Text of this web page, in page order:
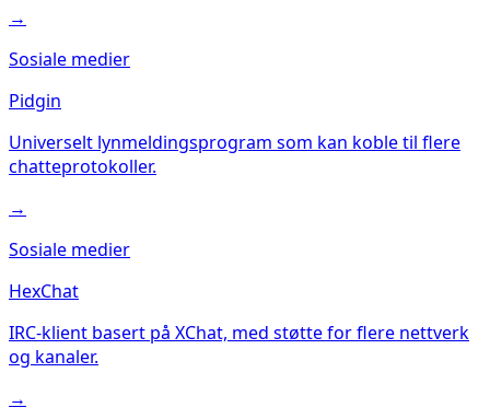
→
Sosiale medier
Pidgin
Universelt lynmeldingsprogram som kan koble til flere
chatteprotokoller.
→
Sosiale medier
HexChat
IRC-klient basert på XChat, med støtte for flere nettverk
og kanaler.
→